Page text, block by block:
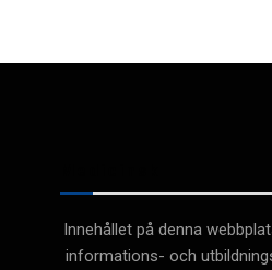
Innehållet på denna
informations- och